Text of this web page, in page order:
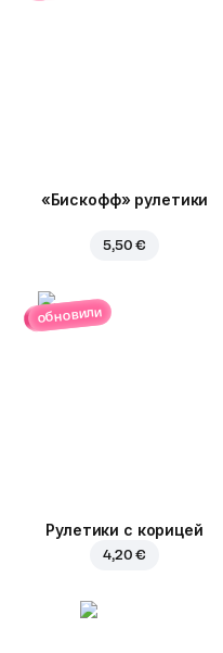
«Бискофф» рулетики
5,50 €
обновили
Рулетики с корицей
4,20 €